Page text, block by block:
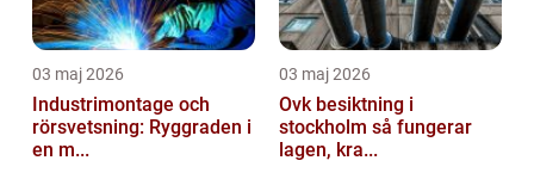
03 maj 2026
Industrimontage och
rörsvetsning: Ryggraden i
en m...
03 maj 2026
Ovk besiktning i
stockholm så fungerar
lagen, kra...